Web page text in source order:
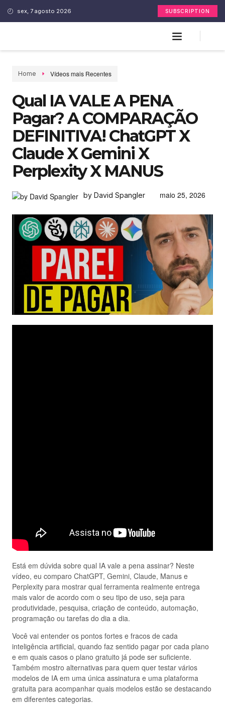
sex, 7 agosto 2026 SUBSCRIPTION
Home Vídeos mais Recentes
Qual IA VALE A PENA
Pagar? A COMPARAÇÃO
DEFINITIVA! ChatGPT X
Claude X Gemini X
Perplexity X MANUS
by David Spangler maio 25, 2026
Está em dúvida sobre qual IA vale a pena assinar? Neste
vídeo, eu comparo ChatGPT, Gemini, Claude, Manus e
Perplexity para mostrar qual ferramenta realmente entrega
mais valor de acordo com o seu tipo de uso, seja para
produtividade, pesquisa, criação de conteúdo, automação,
programação ou tarefas do dia a dia.
Você vai entender os pontos fortes e fracos de cada
inteligência artificial, quando faz sentido pagar por cada plano
e em quais casos o plano gratuito já pode ser suficiente.
Também mostro alternativas para quem quer testar vários
modelos de IA em uma única assinatura e uma plataforma
gratuita para acompanhar quais modelos estão se destacando
em diferentes categorias.